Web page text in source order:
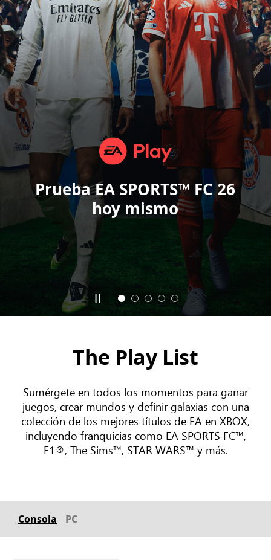
Prueba EA SPORTS™ FC 26
hoy mismo
The Play List
Sumérgete en todos los momentos para ganar
juegos, crear mundos y definir galaxias con una
colección de los mejores títulos de EA en XBOX,
incluyendo franquicias como EA SPORTS FC™,
F1®, The Sims™, STAR WARS™ y más.
Consola PC